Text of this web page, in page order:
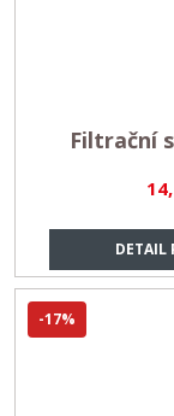
DETAIL
Filtrační
-17%